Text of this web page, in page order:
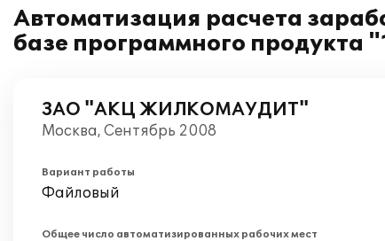
Автоматизация расчета
базе программного продукта
ЗАО "АКЦ ЖИЛКОМАУДИТ"
Москва, Сентябрь 2008
Вариант работы
Файловый
Общее число автоматизированных рабочих мест